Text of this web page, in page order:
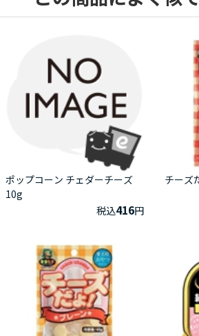
ポップコーン チェダーチーズ
10g
税込416円
チーズ